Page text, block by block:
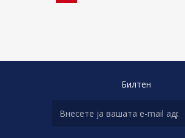
Билтен